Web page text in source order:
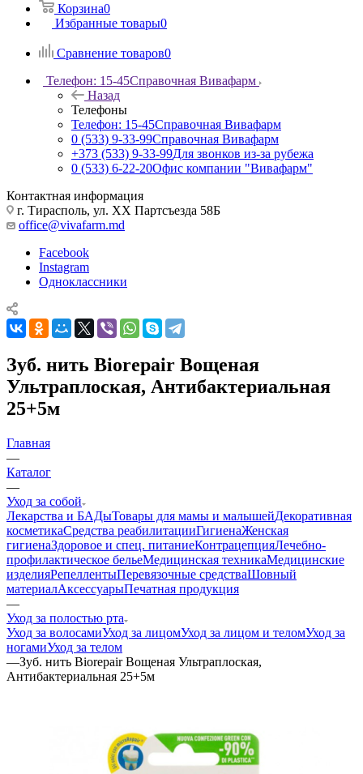
Корзина0
Избранные товары0
Сравнение товаров0
Телефон: 15-45Справочная Вивафарм
Назад
Телефоны
Телефон: 15-45Справочная Вивафарм
0 (533) 9-33-99Справочная Вивафарм
+373 (533) 9-33-99Для звонков из-за рубежа
0 (533) 6-22-20Офис компании "Вивафарм"
Контактная информация
г. Тирасполь, ул. ХХ Партсъезда 58Б
office@vivafarm.md
Facebook
Instagram
Одноклассники
Зуб. нить Biorepair Вощеная
Ультраплоская, Антибактериальная
25+5м
Главная
—
Каталог
—
Уход за собой
Лекарства и БАДыТовары для мамы и малышейДекоративная
косметикаСредства реабилитацииГигиенаЖенская
гигиенаЗдоровое и спец. питаниеКонтрацепцияЛечебно-
профилактическое бельеМедицинская техникаМедицинские
изделияРепеллентыПеревязочные средстваШовный
материалАксессуарыПечатная продукция
—
Уход за полостью рта
Уход за волосамиУход за лицомУход за лицом и теломУход за
ногамиУход за телом
—Зуб. нить Biorepair Вощеная Ультраплоская,
Антибактериальная 25+5м